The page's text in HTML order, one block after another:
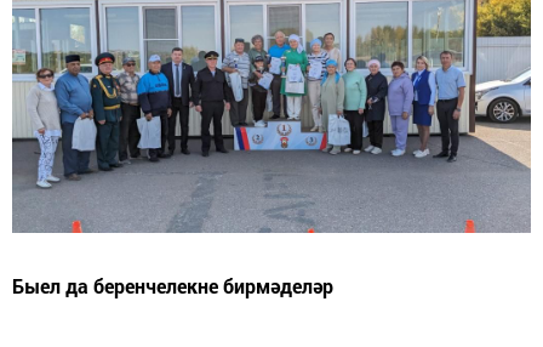
Быел да беренчелекне бирмәделәр